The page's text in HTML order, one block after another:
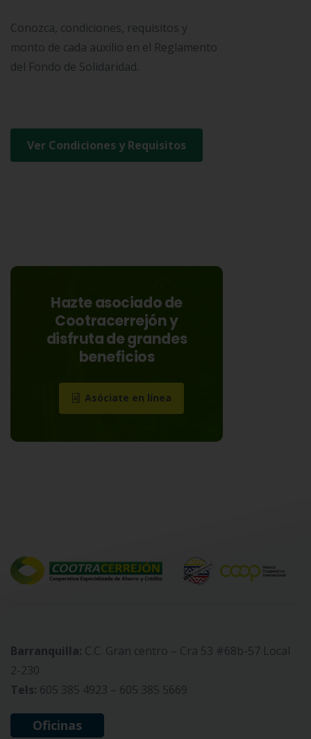
Conozca, condiciones, requisitos y
monto de cada auxilio en el Reglamento
del Fondo de Solidaridad.
Ver Condiciones y Requisitos
Hazte asociado de
Cootracerrejón y
disfruta de grandes
beneficios
Asóciate en línea
Barranquilla: C.C. Gran centro – Cra 53 #68b-57 Local
2-230
Tels: 605 385 4923 – 605 385 5669
Oficinas